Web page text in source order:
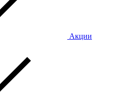
Акции